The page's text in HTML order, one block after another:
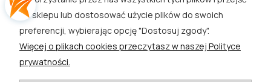
EXTRA
PORADY
do sklepu lub dostosować użycie plików do swoich
preferencji, wybierając opcję "Dostosuj zgody".
Więcej o plikach cookies przeczytasz w naszej Polityce
prywatności.